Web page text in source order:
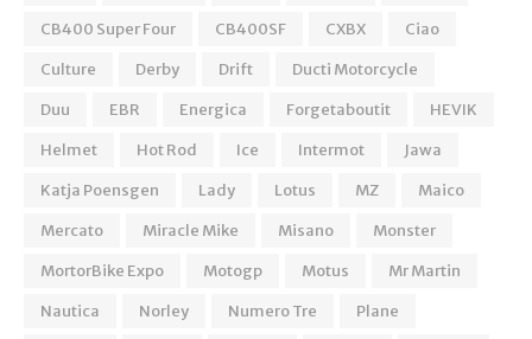
CB400 Super Four
CB400SF CXBX
Ciao
Culture
Derby Drift
Ducti Motorcycle
Duu
EBR Energica Forgetaboutit
HEVIK
Helmet
Hot Rod Ice Intermot
Jawa
Katja Poensgen
Lady Lotus MZ
Maico
Mercato
Miracle Mike Misano
Monster
MortorBike Expo
Motogp Motus
Mr Martin
Nautica
Norley Numero Tre
Plane